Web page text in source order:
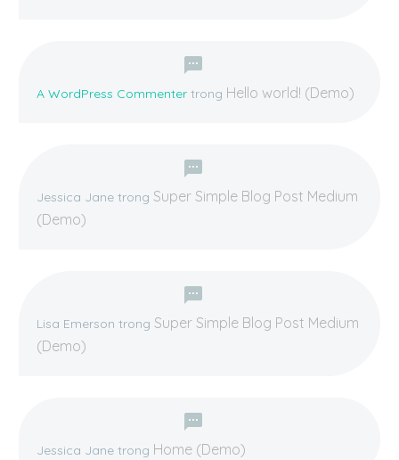
A WordPress Commenter trong Hello world! (Demo)
Jessica Jane trong Super Simple Blog Post Medium
(Demo)
Lisa Emerson trong Super Simple Blog Post Medium
(Demo)
Jessica Jane trong Home (Demo)